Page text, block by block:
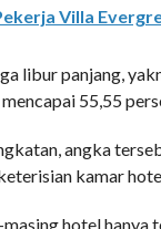
Villa
libur panjang,
55,55
angka
kamar
hotel hanya